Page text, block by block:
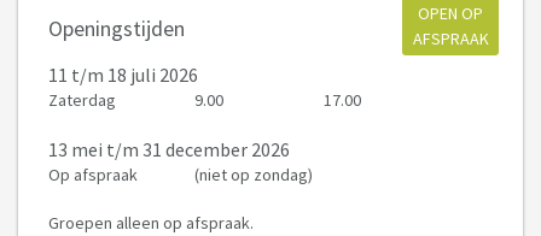
Openingstijden
OPEN OP
AFSPRAAK
11 t/m 18 juli 2026
Zaterdag 9.00 17.00
13 mei t/m 31 december 2026
Op afspraak (niet op zondag)
Groepen alleen op afspraak.